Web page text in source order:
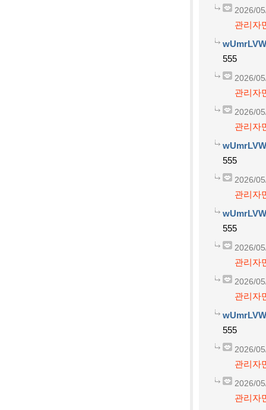
2026/
관리자
555
2026/
관리자
2026/
관리자
555
2026/
관리자
555
2026/
관리자
2026/
관리자
555
2026/
관리자
2026/
관리자